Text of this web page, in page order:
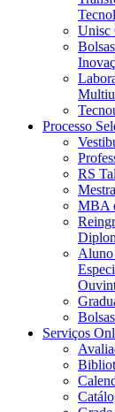
Unisc
Processo
RS
MBA
Aluno
Serviços